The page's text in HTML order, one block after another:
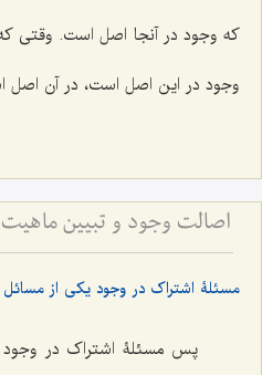
که وجود در آنجا اصل است.
وجود در این اصل است، در آن
مسئلۀ اشتراک در وجود یکی از
پس مسئلۀ اشتراک در وجود